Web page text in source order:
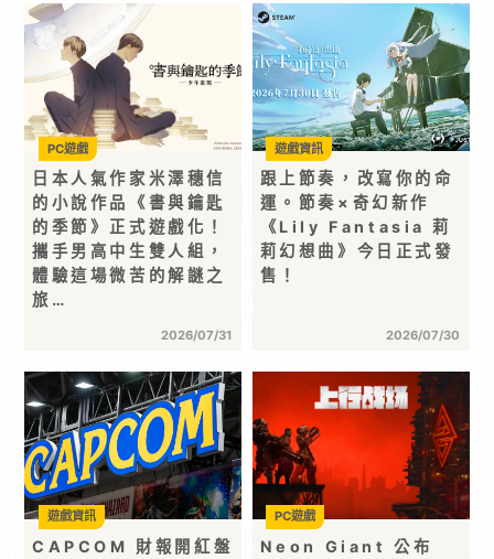
日本人氣作家米澤穗信
的小說作品《書與鑰匙
的季節》正式遊戲化！
攜手男高中生雙人組，
體驗這場微苦的解謎之
旅…
2026/07/31
PC遊戲
跟上節奏，改寫你的命
運。節奏×奇幻新作
《Lily Fantasia 莉
莉幻想曲》今日正式發
售！
2026/07/30
遊戲資訊
CAPCOM 財報開紅盤
遊戲資訊
Neon Giant 公布
PC遊戲